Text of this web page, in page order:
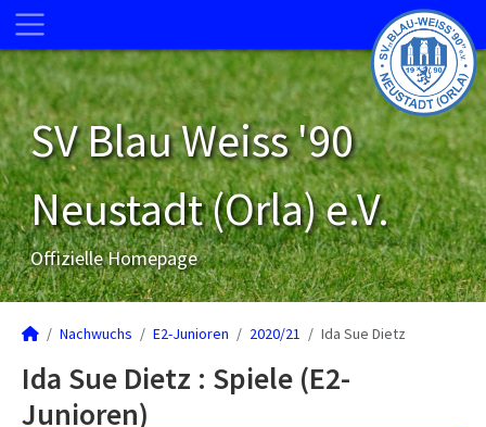
SV Blau Weiss '90
Neustadt (Orla) e.V.
Offizielle Homepage
Nachwuchs E2-Junioren 2020/21 Ida Sue Dietz
Ida Sue Dietz : Spiele (E2-
Junioren)